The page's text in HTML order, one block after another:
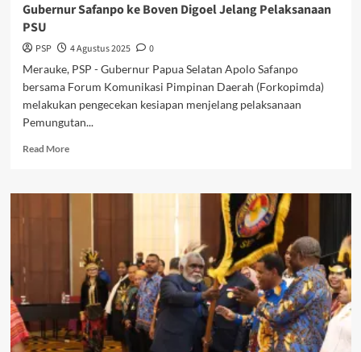
Gubernur Safanpo ke Boven Digoel Jelang Pelaksanaan
PSU
PSP 4 Agustus 2025
0
Merauke, PSP - Gubernur Papua Selatan Apolo Safanpo
bersama Forum Komunikasi Pimpinan Daerah (Forkopimda)
melakukan pengecekan kesiapan menjelang pelaksanaan
Pemungutan...
Read MoreRead
Gubernur
Digoel
Jelang
Pelaksanaan
PSU